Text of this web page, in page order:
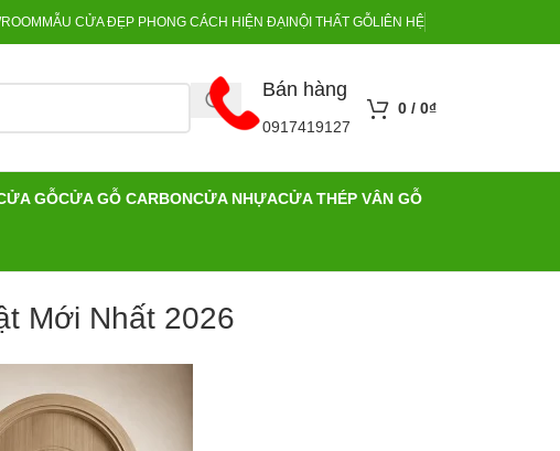
MẪU CỬA ĐẸP PHONG CÁCH HIỆN ĐẠI NỘI THẤT GỖLIÊN HỆ
Bán hàng
0917419127
0 / 0₫
GỖCỬA GỖ CARBONCỬA NHỰACỬA THÉP VÂN GỖ
Mới Nhất 2026